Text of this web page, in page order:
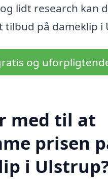
lidt research kan
tilbud på dameklip i
og
med til at
prisen
i